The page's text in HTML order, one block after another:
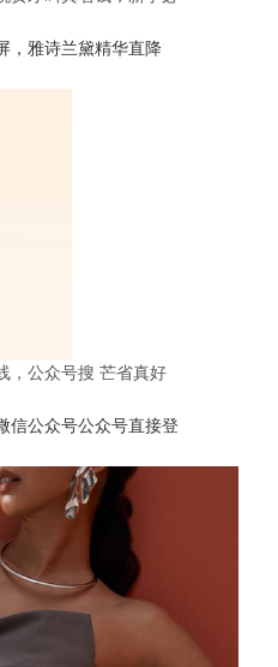
，雅诗兰黛精华直降
，公众号搜 芒省真好
信公众号公众号直接登